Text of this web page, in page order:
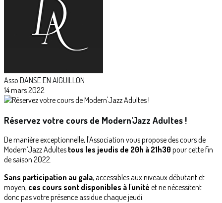
Asso DANSE EN AIGUILLON
14 mars 2022
Réservez votre cours de Modern'Jazz Adultes !
De manière exceptionnelle, l'Association vous propose des cours de
Modern’Jazz Adultes tous les jeudis de 20h à 21h30 pour cette fin
de saison 2022.
Sans participation au gala, accessibles aux niveaux débutant et
moyen, ces cours sont disponibles à l'unité et ne nécessitent
donc pas votre présence assidue chaque jeudi.